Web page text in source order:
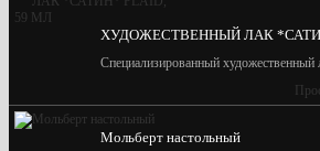
ХУДОЖЕСТВЕННЫЙ ЛАК
Специализированный художественный
Мольберт настольный